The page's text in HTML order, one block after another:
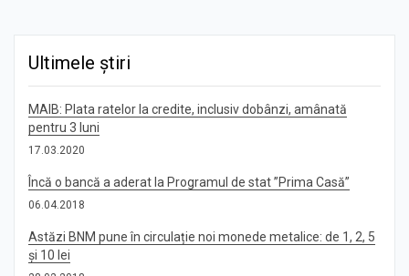
Ultimele știri
MAIB: Plata ratelor la credite, inclusiv dobânzi, amânată
pentru 3 luni
17.03.2020
Încă o bancă a aderat la Programul de stat ”Prima Casă”
06.04.2018
Astăzi BNM pune în circulație noi monede metalice: de 1, 2, 5
și 10 lei